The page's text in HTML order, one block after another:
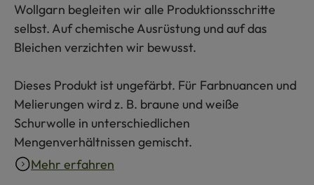
Wollgarn begleiten wir alle Produktionsschritte
selbst. Auf chemische Ausrüstung und auf das
Bleichen verzichten wir bewusst.
Dieses Produkt ist ungefärbt. Für Farbnuancen und
Melierungen wird z. B. braune und weiße
Schurwolle in unterschiedlichen
Mengenverhältnissen gemischt.
Mehr erfahren